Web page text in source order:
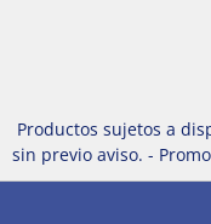
Productos sujetos a
sin previo aviso. -